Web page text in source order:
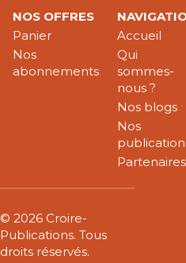
NOS OFFRES
Panier
Nos
abonnements
Accueil
Qui
sommes-
nous ?
Nos blogs
Nos
Partenaires
© 2026 Croire-
Publications. Tous
droits réservés.